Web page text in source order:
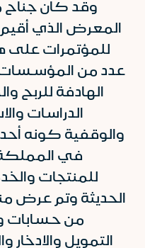
وقد كان جناح
المعرض الذي
للمؤتمرات
عدد من المؤسسات
الهادفة
الدراسات
والوقفية كونه
في المملكة
للمنتجات
الحديثة وتم عرض
من حسابات
التمويل والادخار